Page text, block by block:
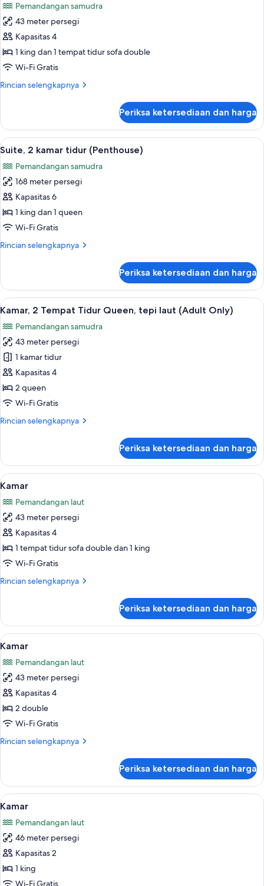
laut
(Gala)
untuk
Kamar,
1
Tempat
Tidur
King
tidur
Sofa,
tepi
laut
Pemandangan samudra
43 meter persegi
Kapasitas 4
1 king dan 1 tempat tidur sofa double
Wi-Fi Gratis
Rincian selengkapnya
Rincian
Kamar,
Tempat
King
dengan
tempat
tidur
Sofa,
tepi
laut
Periksa ketersediaan dan harga
Lihat
semua
foto
untuk
Suite,
2
kamar
(Penthouse)
Suite, 2 kamar tidur (Penthouse) |
17
Suite, 2 kamar tidur (Penthouse)
Pemandangan samudra
168 meter persegi
Kapasitas 6
1 king dan 1 queen
Wi-Fi Gratis
Rincian selengkapnya
Rincian
Suite,
kamar
(Penthouse)
Periksa ketersediaan dan harga
Lihat
semua
foto
untuk
Kamar,
2
Tempat
Tidur
tepi
Only)
Minibar gratis, brankas, meja kerja,
5
Kamar, 2 Tempat Tidur Queen, tepi laut (Adult Only)
Pemandangan samudra
43 meter persegi
1 kamar tidur
Kapasitas 4
2 queen
Wi-Fi Gratis
Rincian selengkapnya
Rincian
Kamar,
Tempat
Queen,
tepi
laut
(Adult
Only)
Periksa ketersediaan dan harga
Lihat
semua
foto
untuk
Kamar
Minibar gratis, brankas, meja kerja,
9
Kamar
Pemandangan laut
43 meter persegi
Kapasitas 4
1 tempat tidur sofa double dan 1 king
Wi-Fi Gratis
Rincian selengkapnya
Rincian
Kamar
Periksa ketersediaan dan harga
Lihat
semua
foto
untuk
Kamar
Minibar gratis, brankas, meja kerja,
5
Kamar
Pemandangan laut
43 meter persegi
Kapasitas 4
2 double
Wi-Fi Gratis
Rincian selengkapnya
Rincian
Kamar
Periksa ketersediaan dan harga
Lihat
semua
foto
untuk
Kamar
Minibar gratis, brankas, meja kerja,
6
Kamar
Pemandangan laut
46 meter persegi
Kapasitas 2
1 king
Wi-Fi Gratis